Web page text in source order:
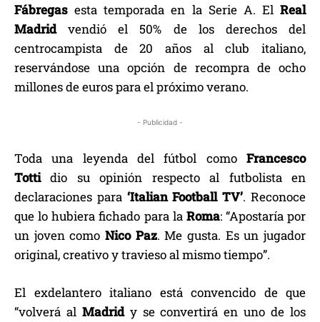
Fábregas esta temporada en la Serie A. El Real
Madridvendió el 50% de los derechos del
centrocampista de 20 años al club italiano,
reservándose una opción de recompra de ocho
millones de euros para el próximo verano.
- Publicidad -
Toda una leyenda del fútbol como Francesco
Tottidio su opinión respecto al futbolista en
declaraciones para ‘Italian Football TV’. Reconoce
que lo hubiera fichado para la Roma: “Apostaría por
un joven como Nico Paz. Me gusta. Es un jugador
original, creativo y travieso al mismo tiempo”.
El exdelantero italiano está convencido de que
“volverá al Madridy se convertirá en uno de los